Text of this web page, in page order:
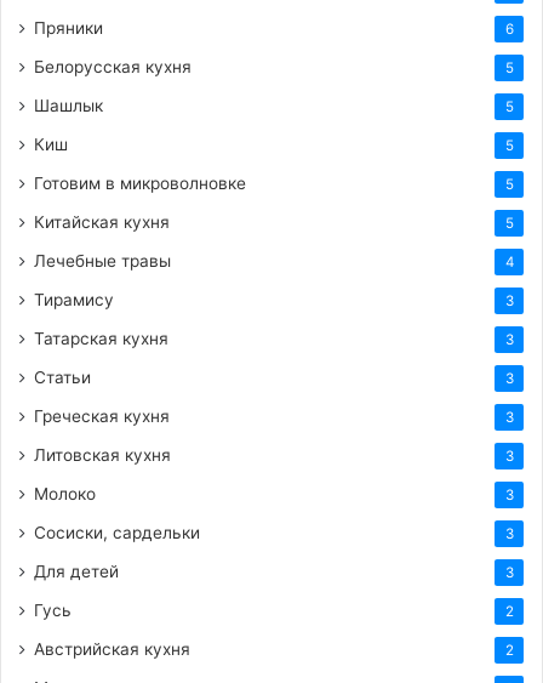
Пряники 6
Белорусская кухня 5
Шашлык 5
Киш 5
Готовим в микроволновке 5
Китайская кухня 5
Лечебные травы 4
Тирамису 3
Татарская кухня 3
Статьи 3
Греческая кухня 3
Литовская кухня 3
Молоко 3
Сосиски, сардельки 3
Для детей 3
Гусь 2
Австрийская кухня 2